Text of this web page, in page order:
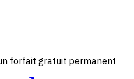
forfait gratuit permanent